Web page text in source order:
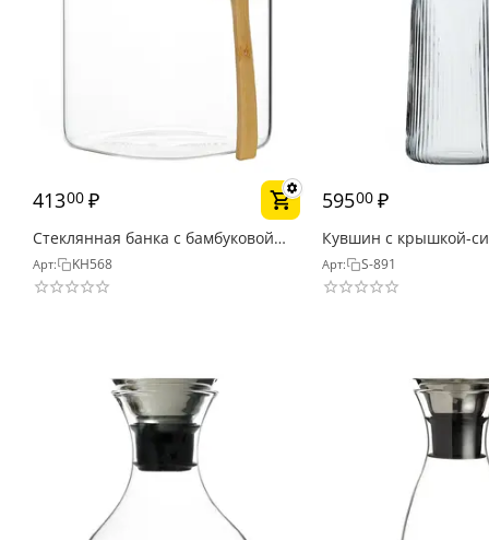
41300 ₽
Стеклянная банка с бамбуковой
крышкой и бамбуковой ложкой,
850 мл
Арт: KH568
59500 ₽
Кувшин с крышкой-
рельефное стекло,
Арт: S-891